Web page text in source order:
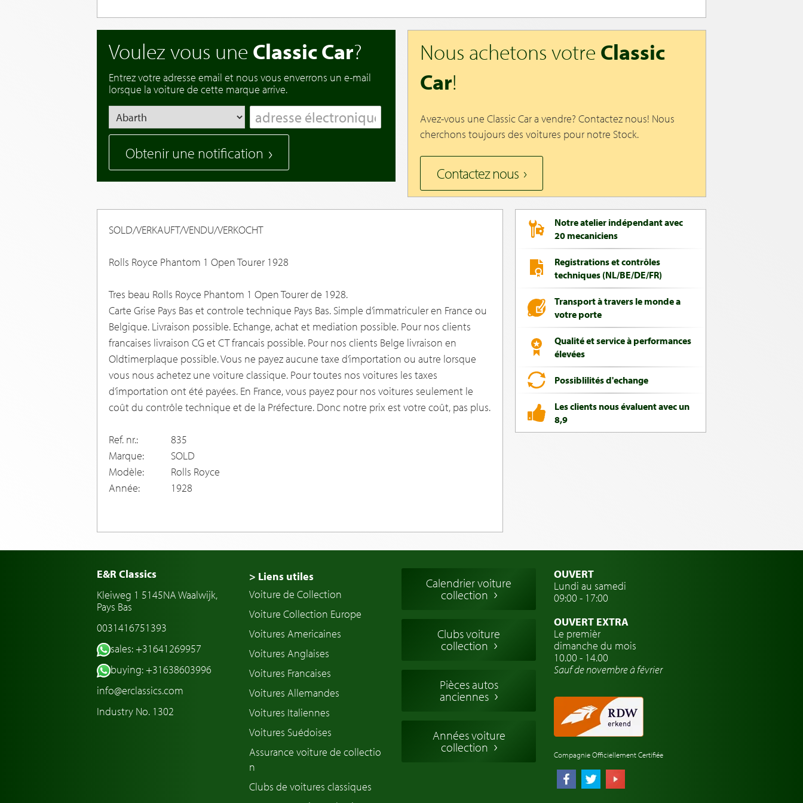
Voulez vous une Classic Car?
Entrez votre adresse email et nous vous enverrons un e-mail
lorsque la voiture de cette marque arrive.
Obtenir une notification
Nous achetons votre Classic
Car!
Avez-vous une Classic Car a vendre? Contactez nous! Nous
cherchons toujours des voitures pour notre Stock.
Contactez nous
SOLD/VERKAUFT/VENDU/VERKOCHT
Rolls Royce Phantom 1 Open Tourer 1928
Tres beau Rolls Royce Phantom 1 Open Tourer de 1928.
Carte Grise Pays Bas et controle technique Pays Bas. Simple d’immatriculer en France ou
Belgique. Livraison possible. Echange, achat et mediation possible. Pour nos clients
francaises livraison CG et CT francais possible. Pour nos clients Belge livraison en
Oldtimerplaque possible. Vous ne payez aucune taxe d’importation ou autre lorsque
vous nous achetez une voiture classique. Pour toutes nos voitures les taxes
d’importation ont été payées. En France, vous payez pour nos voitures seulement le
coût du contrôle technique et de la Préfecture. Donc notre prix est votre coût, pas plus.
Ref. nr.:
835
Marque:
SOLD
Modèle:
Rolls Royce
Année:
1928
Notre atelier indépendant avec
20 mecaniciens
Registrations et contrôles
techniques (NL/BE/DE/FR)
Transport à travers le monde a
votre porte
Qualité et service à performances
élevées
Possiblilités d'echange
Les clients nous évaluent avec un
8,9
E&R Classics
Kleiweg 1 5145NA Waalwijk,
Pays Bas
0031416751393
sales: +31641269957
buying: +31638603996
info@erclassics.com
Industry No. 1302
> Liens utiles
Voiture de Collection
Voiture Collection Europe
Voitures Americaines
Voitures Anglaises
Voitures Francaises
Voitures Allemandes
Voitures Italiennes
Voitures Suédoises
Assurance voiture de collectio
n
Clubs de voitures classiques
Calendrier voiture
collection
Clubs voiture
collection
Pièces autos
anciennes
Années voiture
collection
OUVERT
Lundi au samedi
09:00 - 17:00
OUVERT EXTRA
Le premièr
dimanche du mois
10.00 - 14.00
Sauf de novembre à février
Compagnie Officiellement Certifiée